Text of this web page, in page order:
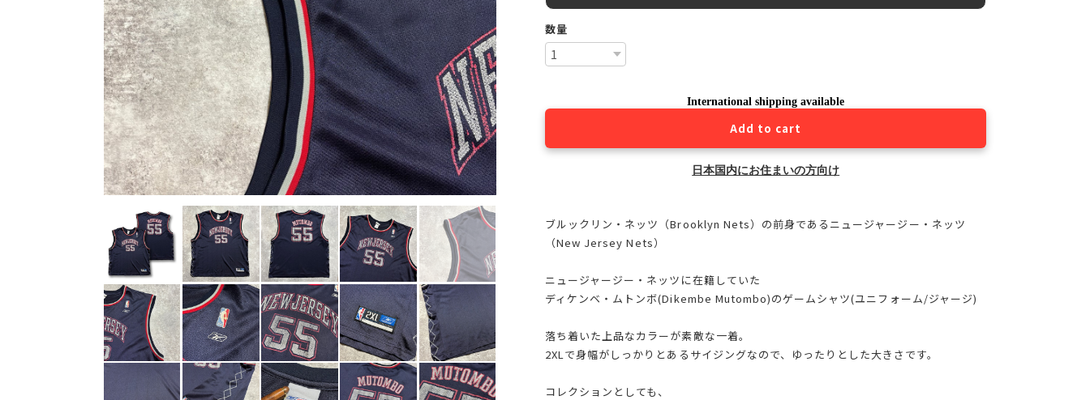
数量
International shipping available
Add to cart
日本国内にお住まいの方向け
ブルックリン・ネッツ（Brooklyn Nets）の前身であるニュージャージー・ネッツ
（New Jersey Nets）
ニュージャージー・ネッツに在籍していた
ディケンベ・ムトンボ(Dikembe Mutombo)のゲームシャツ(ユニフォーム/ジャージ)
落ち着いた上品なカラーが素敵な一着。
2XLで身幅がしっかりとあるサイジングなので、ゆったりとした大きさです。
コレクションとしても、